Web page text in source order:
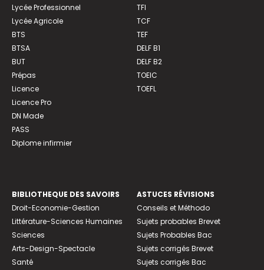
Lycée Professionnel
Lycée Agricole
BTS
BTSA
BUT
Prépas
Licence
Licence Pro
DN Made
PASS
Diplome infirmier
TFI
TCF
TEF
DELF B1
DELF B2
TOEIC
TOEFL
BIBLIOTHEQUE DES SAVOIRS
Droit-Economie-Gestion
Littérature-Sciences Humaines
Sciences
Arts-Design-Spectacle
Santé
ASTUCES RÉVISIONS
Conseils et Méthodo
Sujets probables Brevet
Sujets Probables Bac
Sujets corrigés Brevet
Sujets corrigés Bac